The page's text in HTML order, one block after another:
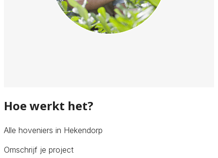
Hoe werkt het?
Alle hoveniers in Hekendorp
Omschrijf je project